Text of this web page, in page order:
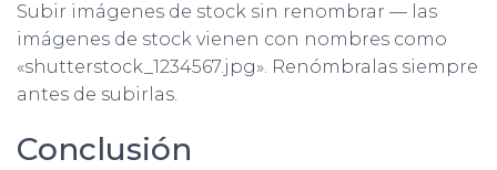
Subir imágenes de stock sin renombrar — las
imágenes de stock vienen con nombres como
«shutterstock_1234567.jpg». Renómbralas siempre
antes de subirlas.
Conclusión